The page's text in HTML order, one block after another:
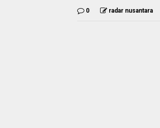
0 radar nusantara